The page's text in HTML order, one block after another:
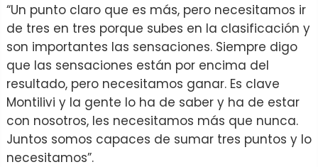
“Un punto claro que es más, pero necesitamos ir
de tres en tres porque subes en la clasificación y
son importantes las sensaciones. Siempre digo
que las sensaciones están por encima del
resultado, pero necesitamos ganar. Es clave
Montilivi y la gente lo ha de saber y ha de estar
con nosotros, les necesitamos más que nunca.
Juntos somos capaces de sumar tres puntos y lo
necesitamos”.